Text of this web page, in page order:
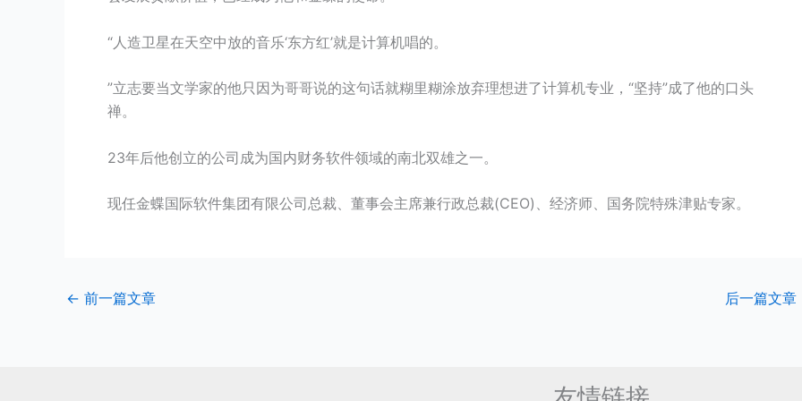
“人造卫星在天空中放的音乐‘东方红’就是计算机唱的。
”立志要当文学家的他只因为哥哥说的这句话就糊里糊涂放弃理想进了计算机专业，“坚持”成了他的口头
禅。
23年后他创立的公司成为国内财务软件领域的南北双雄之一。
现任金蝶国际软件集团有限公司总裁、董事会主席兼行政总裁(CEO)、经济师、国务院特殊津贴专家。
← 前一篇文章 后一篇文章